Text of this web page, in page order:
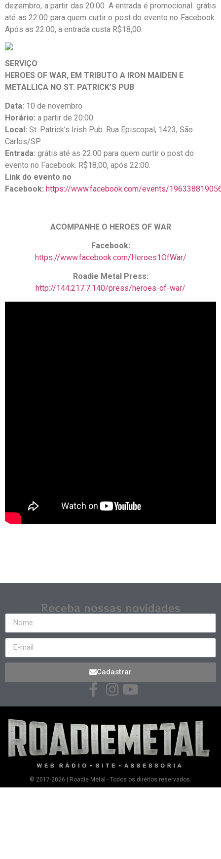
dezembro, a partir das 20:00. A entrada é promocional: grátis
até as 22:00 para quem curtir o post do evento no Facebook.
Após as 22:00, a entrada custa R$18,00.
SERVIÇO
HEROES OF WAR, EM TRIBUTO A IRON MAIDEN E
METALLICA NO ST. PATRICK’S PUB
Data: 10 de novembro
Horário: a partir de 20:00
Local: St. Patrick’s Irish Pub. Rua Episcopal, 1423, São
Carlos/SP
Entrada: grátis até as 22:00 para quem curtir o post do
evento no Facebook. R$18,00, após 22:00.
Link do evento no
Facebook: https://www.facebook.com/events/
ACOMPANHE O HEROES OF WAR
Facebook:
https://www.facebook.com/Heroes1OfWar/
Roadie Metal Press:
http://144.217.7.140/press/heroes-of-war/
Receba nossas novidades
Cadastrar
© 2017-2026 | Roadie Metal - Todos os direitos reservados.